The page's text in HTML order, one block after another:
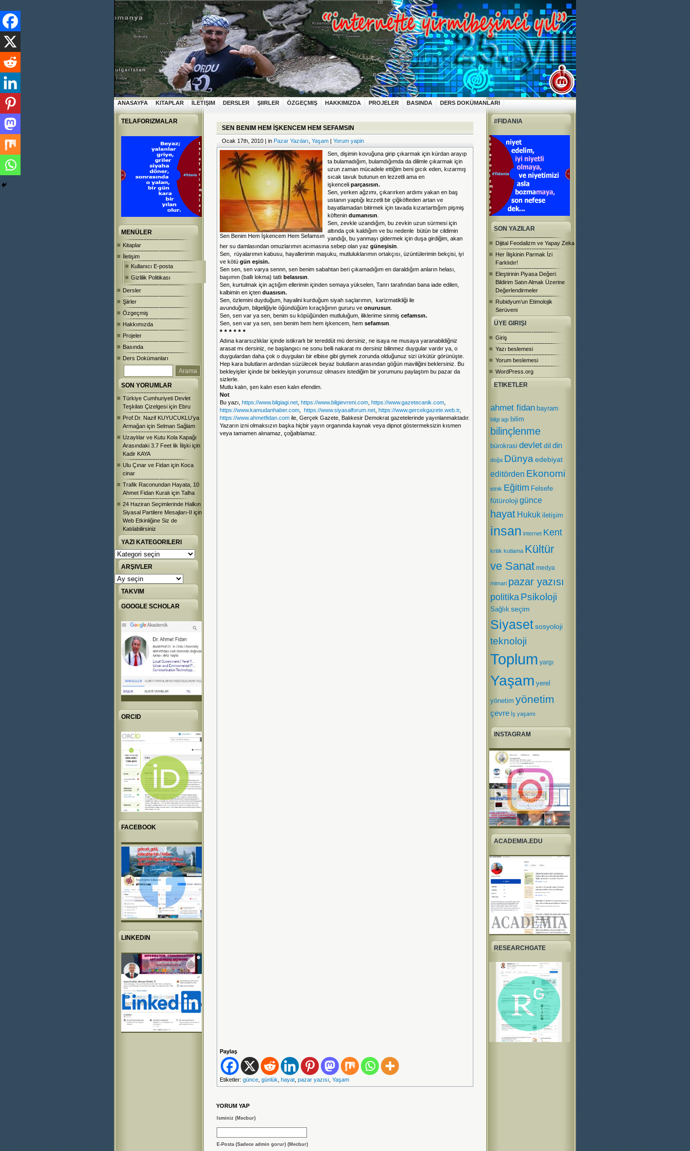
ANASAYFA KITAPLAR İLETIŞIM DERSLER ŞIIRLER ÖZGEÇMIŞ HAKKIMIZDA PROJELER BASINDA DERS DOKÜMANLARI
TELAFORIZMALAR
MENÜLER
Kitaplar
İletişim
Kullanıcı E-posta
Gizlilik Politikası
Dersler
Şiirler
Özgeçmiş
Hakkımızda
Projeler
Basında
Ders Dokümanları
SON YORUMLAR
Türkiye Cumhuriyeti Devlet
Teşkilatı Çizelgesi için Ebru
Prof.Dr. Nazif KUYUCUKLU’ya
Armağan için Selman Sağlam
Uzaylılar ve Kutu Kola Kapağı
Arasındaki 3.7 Feet lik İlişki için
Kadir KAYA
Ulu Çınar ve Fidan için Koca
cinar
Trafik Raconundan Hayata, 10
Ahmet Fidan Kuralı için Talha
24 Haziran Seçimlerinde Halkın
Siyasal Partilere Mesajları-II için
Web Etkinliğine Siz de
Katılabilirsiniz
YAZI KATEGORILERI
Yazı
Kategorileri
ARŞIVLER
Arşivler
TAKVIM
GOOGLE SCHOLAR
ORCID
FACEBOOK
LINKEDIN
#FIDANIA
SON YAZILAR
Dijital Feodalizm ve Yapay Zeka
Her İlişkinin Parmak İzi
Farklıdır!
Eleştirinin Piyasa Değeri:
Bildirim Satın Almak Üzerine
Değerlendirmeler
Rubidyum’un Etimolojik
Serüveni
ÜYE GIRIŞI
Giriş
Yazı beslemesi
Yorum beslemesi
WordPress.org
ETIKETLER
ahmet fidan bayram
bilgi agı bilim
bilinçlenme
bürokrasi devletdildin
doğa Dünya edebiyat
editörden Ekonomi
etnik Eğitim Felsefe
fütürolojigünce
hayat Hukuk iletişim
insan internet Kent
kritik kutlama Kültür
ve Sanat medya
mimari pazar yazısı
politika Psikoloji
Sağlık seçim
Siyasetsosyoloji
teknoloji
Toplum yargı
Yaşam yerel
yönetim yönetim
çevre İş yaşamı
INSTAGRAM
ACADEMIA.EDU
RESEARCHGATE
SEN BENIM HEM İŞKENCEM HEM SEFAMSIN
Ocak 17th, 2010 | in Pazar Yazıları Yaşam | Yorum yapin
Sen Benim Hem İşkencem Hem Sefamsın
Sen, dişimin kovuğuna girip çıkarmak için kürdan arayıp
ta bulamadığım, bulamdığımda da dilimle çıkarmak için
uzun zaman mücadele ettiğim beni gıcık eden, kızarmış
sıcak tavuk butunun en lezzetli ama en
işkenceli parçasısın.
Sen, yerken ağzımı, çıkarırken ardımı yakan en baş
ustanın yaptığı lezzetli bir çiğköfteden artan ve
bayatlamadan bitirmek için tavada kızartarttığım pişmiş
köftenin dumanısın
Sen, zevkle uzandığım, bu zevkin uzun sürmesi için
altında çok kaldığım ve bu nedenle bütün bir cildimin
yandığı, bu yanmayı gidermek için duşa girdiğim, akan
her su damlasından omuzlarımın acımasına sebep olan yaz güneşisin
Sen, rüyalarımın kabusu, hayallerimin maşuku, mutluluklarımın ortakçısı, üzüntülerimin bekçisi, iyi
ve kötü gün eşisin.
Sen sen, sen varya sennn, sen benim sabahtan beri çıkamadığım en daraldığım anların helası,
başımın (ballı lokma) tatlı belasısın
Sen, kurtulmak için açtığım ellerimin içinden semaya yükselen, Tanrı tarafından bana iade edilen,
kalbimin en içten duasısın.
Sen, özlemini duyduğum, hayalini kurduğum siyah saçlarımın, karizmatikliği ile
avunduğum, bilgeliğiyle öğündüğüm kıraçlığının gururu ve onurusun
Sen, sen var ya sen, benim su köpüğünden mutluluğum, iliklerime sinmiş cefamsın.
Sen, sen var ya sen, sen benim hem hem işkencem, hem sefamsın
* * * * * *
Adına kararsızlıklar içinde istikrarlı bir tereddüt mü dersiniz, ne isaya ne musaya yaranabildiğniz
arasat mı dersiniz, ne başlangıcı ne sonu belli nakarat mı dersiniz bilinmez duygular vardır ya, o
duygulardan daha çok o duyguları bir elbise gibi giymek zorunda olduğunuz sizi ürkütür görünüşte.
Hep kara bulutların ardından süzülecek beyaz bulutların arasından göğün maviliğini beklersiniz. Bu
bekleyişler içinde bir bekleyişin yorumsuz olmasını istediğim bir yorumunu paylaştım bu pazar da
sizlerle.
Mutlu kalın, şen kalın esen kalın efendim.
Not
Bu yazı, https://www.bilgiagi.net https://www.bilgievreni.com https://www.gazetecanik.com
https://www.kamudanhaber.com
https://www.siyasalforum.net https://www.gercekgazete.web.tr,
https://www.ahmetfidan.com ile, Gerçek Gazete, Balıkesir Demokrat gazetelerinde yayınlanmaktadır.
Yazarın izni olmaksızın başka hiçbir yayın organında kaynak veya dipnot göstermeksizin kısmen
veya tamamen alınamaz, çoğaltılamaz.
Paylaş
Etiketler: günce günlük hayat pazar yazısı Yaşam
YORUM YAP
Isminiz (Mecbur)
E-Posta (Sadece admin gorur) (Mecbur)